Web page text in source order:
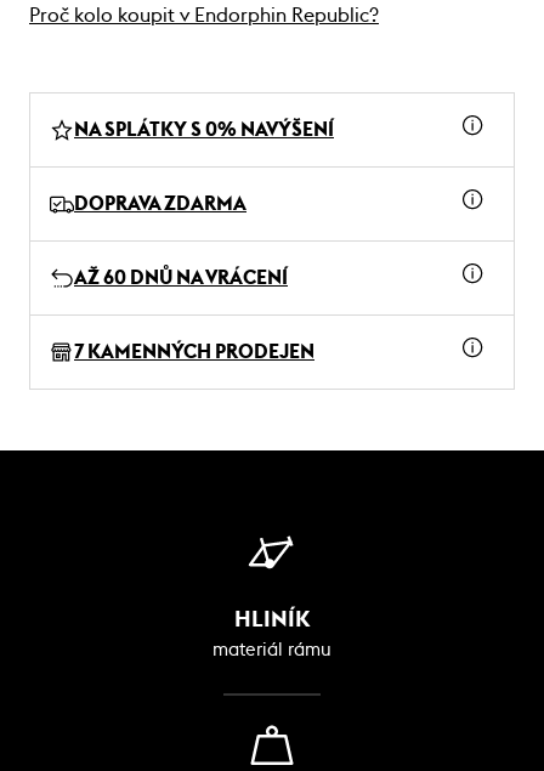
Proč kolo koupit v Endorphin Republic?
NA SPLÁTKY S 0% NAVÝŠENÍ
DOPRAVA ZDARMA
AŽ 60 DNŮ NA VRÁCENÍ
7 KAMENNÝCH PRODEJEN
HLINÍK
materiál rámu